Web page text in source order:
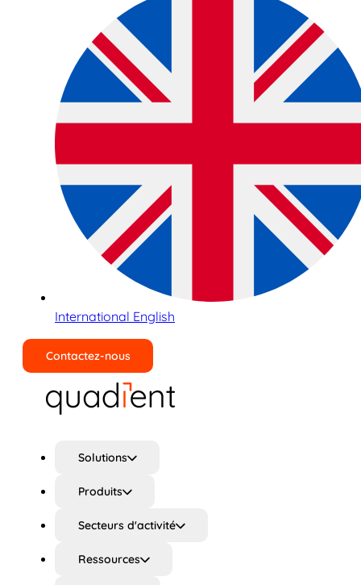
International English
Contactez-nous
Solutions
Produits
Secteurs d'activité
Ressources